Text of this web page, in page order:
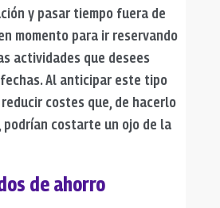
y pasar tiempo fuera de
momento para ir reservando
actividades que desees
Al anticipar este tipo
costes que, de hacerlo
costarte un ojo de la
de ahorro